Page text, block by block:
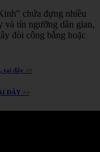
chứa đựng nhiều
và tín ngưỡng dân gian,
đòi công bằng hoặc
tại đây >>
ĐÂY >>